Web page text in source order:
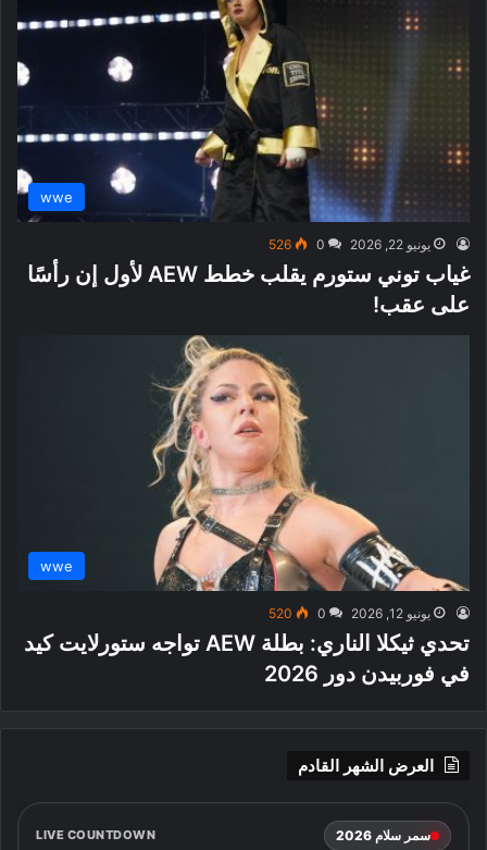
wwe
يونيو 22, 2026 0
526
غياب توني ستورم يقلب خطط AEW لأول إن رأسًا
على عقب!
wwe
يونيو 12, 2026 0
520
تحدي ثيكلا الناري: بطلة AEW تواجه ستورلايت كيد
في فوربيدن دور 2026
العرض الشهر القادم
سمر سلام 2026 LIVE COUNTDOWN